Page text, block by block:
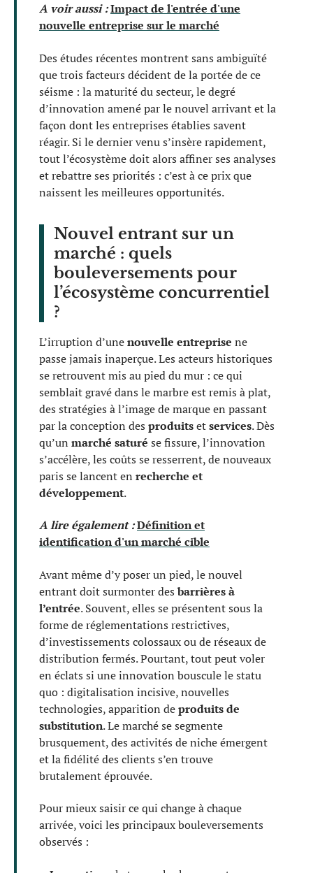
A voir aussi :Impact de l'entrée d'une
nouvelle entreprise sur le marché
Des études récentes montrent sans ambiguïté
que trois facteurs décident de la portée de ce
séisme : la maturité du secteur, le degré
d’innovation amené par le nouvel arrivant et la
façon dont les entreprises établies savent
réagir. Si le dernier venu s’insère rapidement,
tout l’écosystème doit alors affiner ses analyses
et rebattre ses priorités : c’est à ce prix que
naissent les meilleures opportunités.
Nouvel entrant sur un
marché : quels
bouleversements pour
l’écosystème concurrentiel
?
L’irruption d’unenouvelle entreprise ne
passe jamais inaperçue. Les acteurs historiques
se retrouvent mis au pied du mur : ce qui
semblait gravé dans le marbre est remis à plat,
des stratégies à l’image de marque en passant
par la conception des produitsetservices. Dès
qu’un marché saturé se fissure, l’innovation
s’accélère, les coûts se resserrent, de nouveaux
paris se lancent en recherche et
développement.
A lire également :Définition et
identification d'un marché cible
Avant même d’y poser un pied, le nouvel
entrant doit surmonter desbarrières à
l’entrée. Souvent, elles se présentent sous la
forme de réglementations restrictives,
d’investissements colossaux ou de réseaux de
distribution fermés. Pourtant, tout peut voler
en éclats si une innovation bouscule le statu
quo : digitalisation incisive, nouvelles
technologies, apparition deproduits de
substitution. Le marché se segmente
brusquement, des activités de niche émergent
et la fidélité des clients s’en trouve
brutalement éprouvée.
Pour mieux saisir ce qui change à chaque
arrivée, voici les principaux bouleversements
observés :